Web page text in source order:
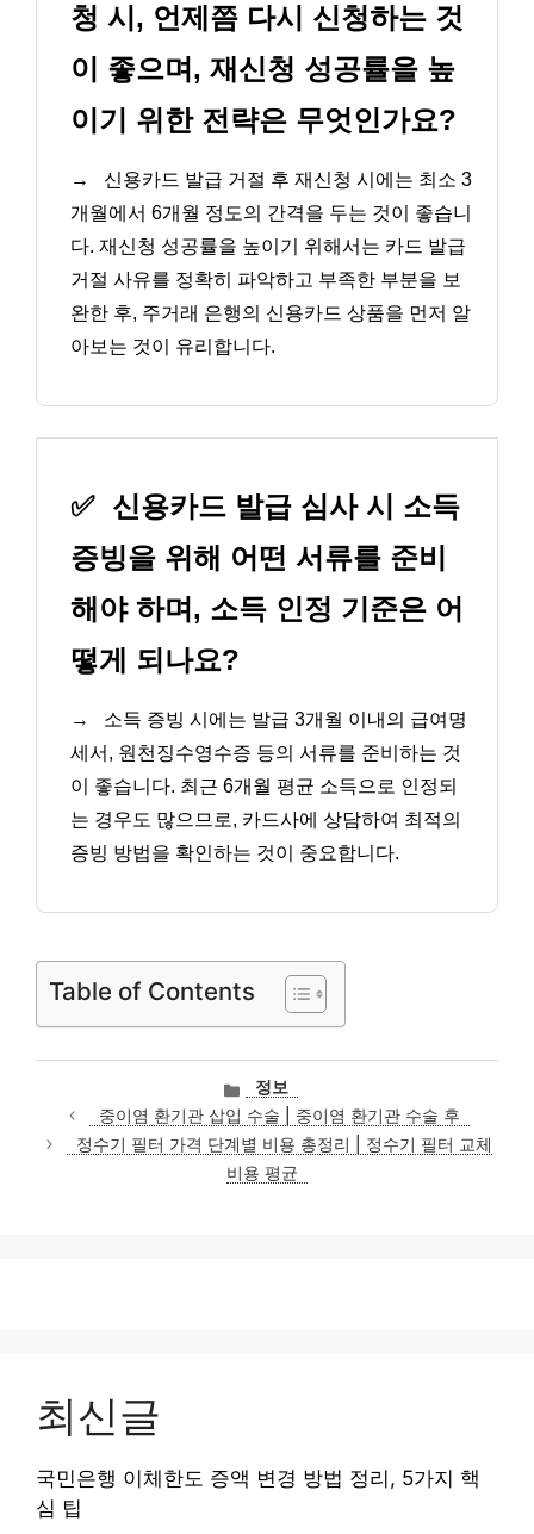
청 시, 언제쯤 다시 신청하는 것
이 좋으며, 재신청 성공률을 높
이기 위한 전략은 무엇인가요?
→
신용카드 발급 거절 후 재신청 시에는 최소 3
개월에서 6개월 정도의 간격을 두는 것이 좋습니
다. 재신청 성공률을 높이기 위해서는 카드 발급
거절 사유를 정확히 파악하고 부족한 부분을 보
완한 후, 주거래 은행의 신용카드 상품을 먼저 알
아보는 것이 유리합니다.
✅ 신용카드 발급 심사 시 소득
증빙을 위해 어떤 서류를 준비
해야 하며, 소득 인정 기준은 어
떻게 되나요?
→
소득 증빙 시에는 발급 3개월 이내의 급여명
세서, 원천징수영수증 등의 서류를 준비하는 것
이 좋습니다. 최근 6개월 평균 소득으로 인정되
는 경우도 많으므로, 카드사에 상담하여 최적의
증빙 방법을 확인하는 것이 중요합니다.
Table of Contents
카
테
고
리
정보
중이염 환기관 삽입 수술 | 중이염 환기관 수술 후
정수기 필터 가격 단계별 비용 총정리 | 정수기 필터 교체
비용 평균
최신글
국민은행 이체한도 증액 변경 방법 정리, 5가지 핵
심 팁